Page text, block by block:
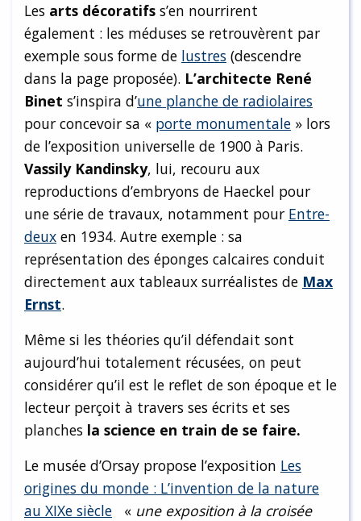
Les arts décoratifs s’en nourrirent
également : les méduses se retrouvèrent par
exemple sous forme de lustres (descendre
dans la page proposée). L’architecte René
Binet s’inspira d’une planche de radiolaires
pour concevoir sa « porte monumentale » lors
de l’exposition universelle de 1900 à Paris.
Vassily Kandinsky, lui, recouru aux
reproductions d’embryons de Haeckel pour
une série de travaux, notamment pour Entre-
deux en 1934. Autre exemple : sa
représentation des éponges calcaires conduit
directement aux tableaux surréalistes de Max
Ernst.
Même si les théories qu’il défendait sont
aujourd’hui totalement récusées, on peut
considérer qu’il est le reflet de son époque et le
lecteur perçoit à travers ses écrits et ses
planches la science en train de se faire.
Le musée d’Orsay propose l’exposition Les
origines du monde : L’invention de la nature
au XIXe siècle « une exposition à la croisée